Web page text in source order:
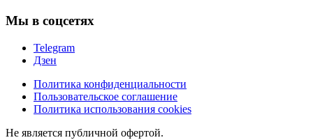
Мы в соцсетях
Telegram
Дзен
Политика конфиденциальности
Пользовательское соглашение
Политика использования cookies
Не является публичной офертой.